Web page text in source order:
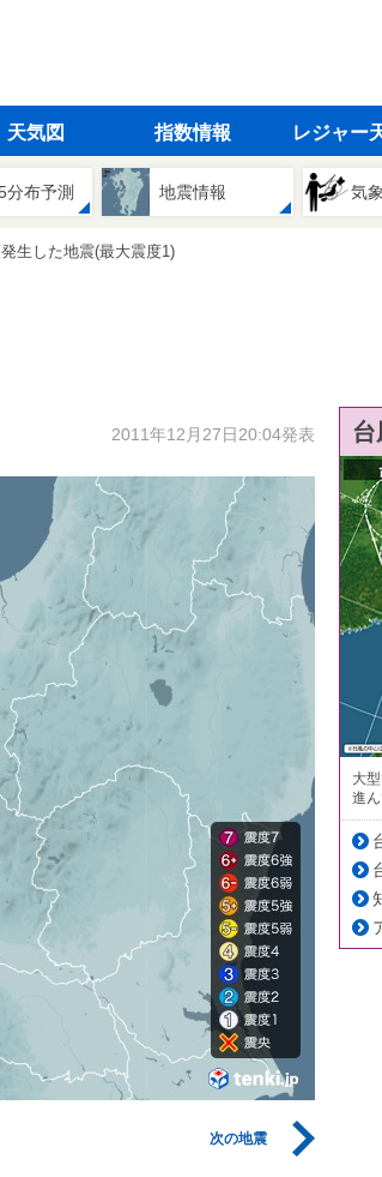
天気図 指数情報 レジャー
分布予測 地震情報 気
生した地震(最大震度1)
2011年12月27日20:04発表
次の地震
大
進